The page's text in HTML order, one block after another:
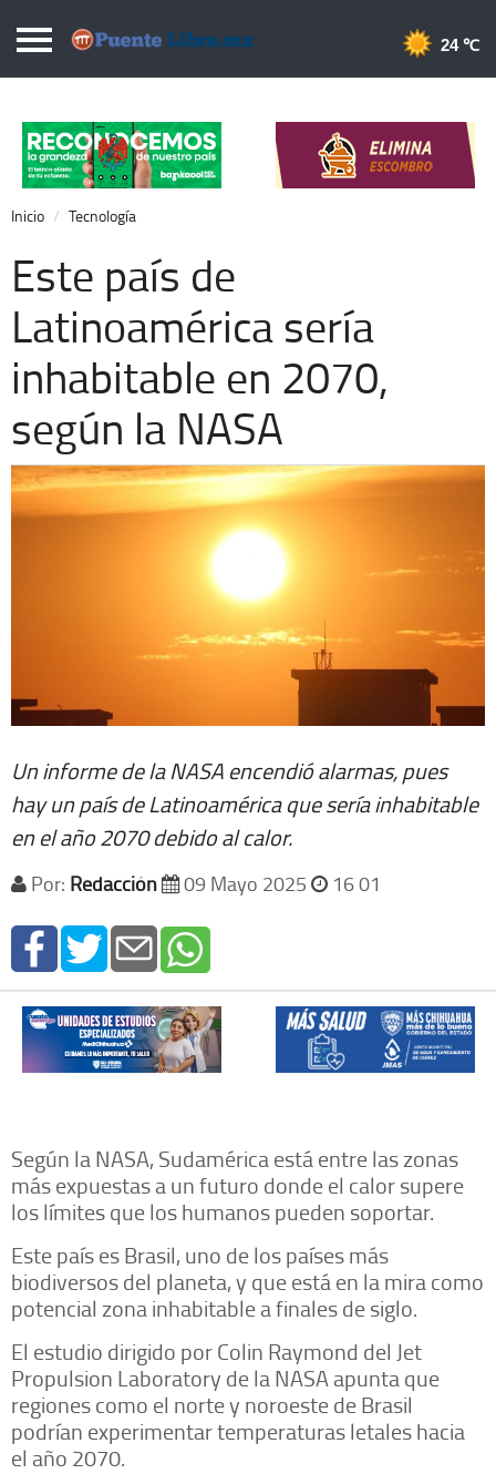
Puentelibre.mx
Local
Nacional
Opinión
Cronos
Economía
Espectáculos
Extra +
24 ℃
Inicio Tecnología
Este país de
Latinoamérica sería
inhabitable en 2070,
según la NASA
Un informe de la NASA encendió alarmas, pues
hay un país de Latinoamérica que sería inhabitable
en el año 2070 debido al calor.
Por: Redacción 09 Mayo 2025 16 01
Según la NASA, Sudamérica está entre las zonas
más expuestas a un futuro donde el calor supere
los límites que los humanos pueden soportar.
Este país es Brasil, uno de los países más
biodiversos del planeta, y que está en la mira como
potencial zona inhabitable a finales de siglo.
El estudio dirigido por Colin Raymond del Jet
Propulsion Laboratory de la NASA apunta que
regiones como el norte y noroeste de Brasil
podrían experimentar temperaturas letales hacia
el año 2070.